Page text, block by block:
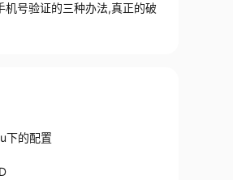
机号验证的三种办法,真正的破
下的配置